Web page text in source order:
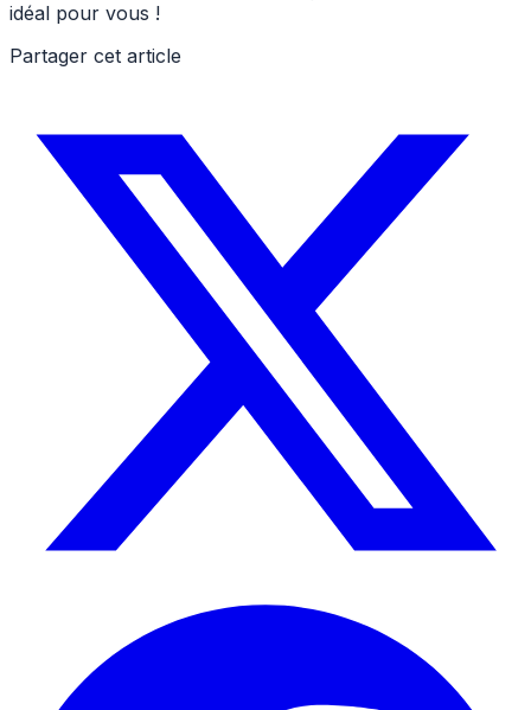
idéal pour vous !
Partager cet article